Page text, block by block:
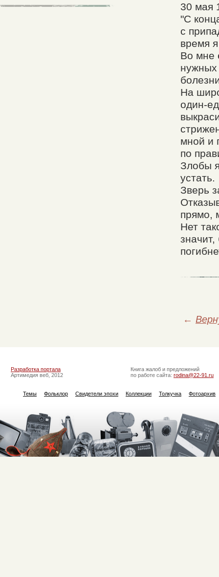
30 мая
"С
с
время
Во мне
нужных
На
один-
мной и
по
Злобы
устать.
Зверь
прямо,
Нет
←
Разработка портала
Артимедия веб, 2012
Книга жалоб и предложений
по работе сайта: rodina@22-91.ru
Темы Фольклор Свидетели эпохи Коллекции Толкучка Фотоархив